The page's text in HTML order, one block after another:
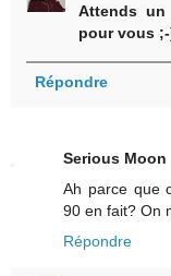
Attends
pour vous
Répondre
Serious Moon
Ah parce que
90 en fait? On
Répondre